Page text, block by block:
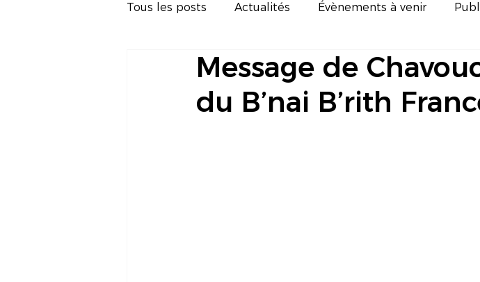
Tous les posts Actualités Évènements à venir
Message de
du B’nai B’rith